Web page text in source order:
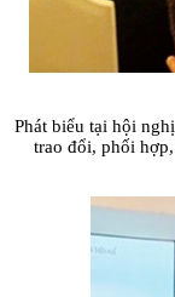
Phát biểu tại hội
trao đổi, phối